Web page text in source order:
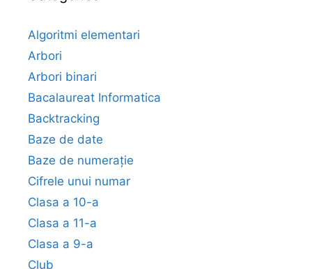
Algoritmi elementari
Arbori
Arbori binari
Bacalaureat Informatica
Backtracking
Baze de date
Baze de numerație
Cifrele unui numar
Clasa a 10-a
Clasa a 11-a
Clasa a 9-a
Club